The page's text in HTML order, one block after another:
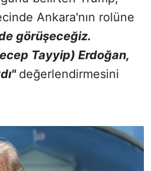
Ankara'nın rolüne
görüşeceğiz.
Tayyip) Erdoğan,
değerlendirmesini